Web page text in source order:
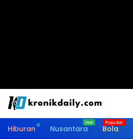
Hiburan Nusantara Bola